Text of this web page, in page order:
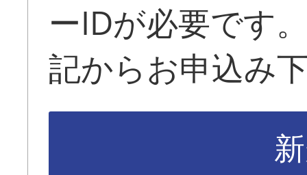
ーIDが必要です
記からお申込み